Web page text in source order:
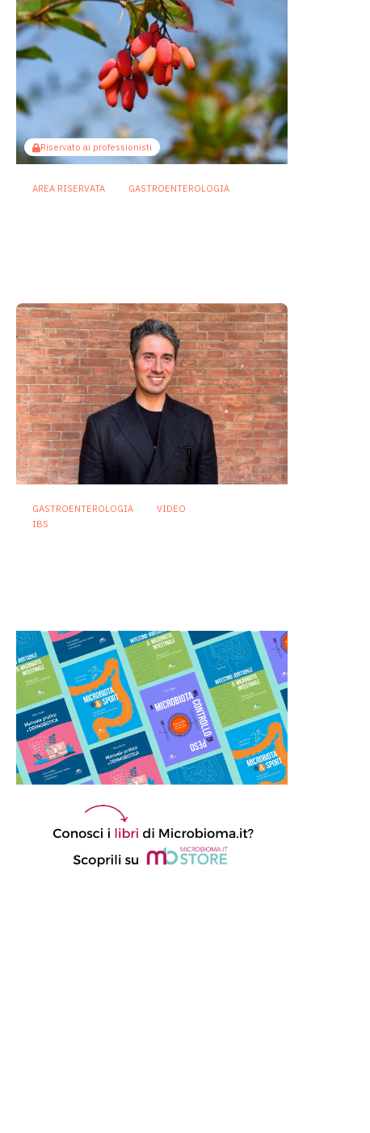
Riservato ai professionisti
AREA RISERVATA GASTROENTEROLOGIA
GASTROENTEROLOGIA
VIDEO
IBS